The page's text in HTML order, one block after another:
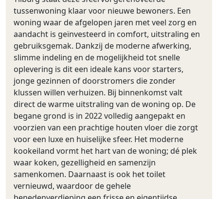
tussenwoning klaar voor nieuwe bewoners. Een
woning waar de afgelopen jaren met veel zorg en
aandacht is geïnvesteerd in comfort, uitstraling en
gebruiksgemak. Dankzij de moderne afwerking,
slimme indeling en de mogelijkheid tot snelle
oplevering is dit een ideale kans voor starters,
jonge gezinnen of doorstromers die zonder
klussen willen verhuizen. Bij binnenkomst valt
direct de warme uitstraling van de woning op. De
begane grond is in 2022 volledig aangepakt en
voorzien van een prachtige houten vloer die zorgt
voor een luxe en huiselijke sfeer. Het moderne
kookeiland vormt het hart van de woning; dé plek
waar koken, gezelligheid en samenzijn
samenkomen. Daarnaast is ook het toilet
vernieuwd, waardoor de gehele